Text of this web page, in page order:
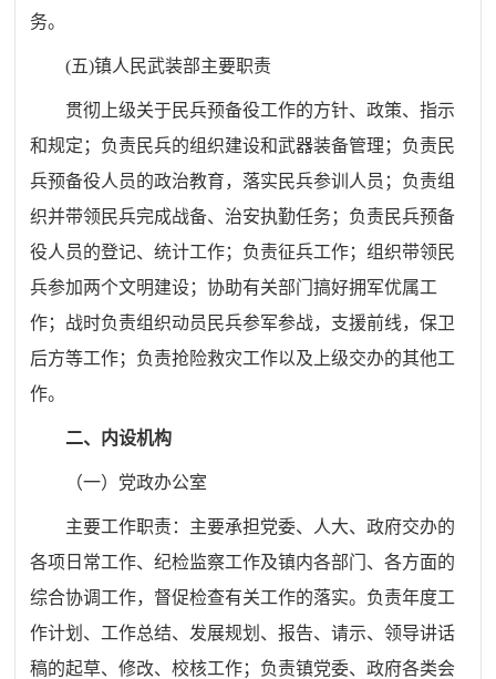
务。
(五)镇人民武装部主要职责
贯彻上级关于民兵预备役工作的方针、政策、指示
和规定；负责民兵的组织建设和武器装备管理；负责民
兵预备役人员的政治教育，落实民兵参训人员；负责组
织并带领民兵完成战备、治安执勤任务；负责民兵预备
役人员的登记、统计工作；负责征兵工作；组织带领民
兵参加两个文明建设；协助有关部门搞好拥军优属工
作；战时负责组织动员民兵参军参战，支援前线，保卫
后方等工作；负责抢险救灾工作以及上级交办的其他工
作。
二、内设机构
（一）党政办公室
主要工作职责：主要承担党委、人大、政府交办的
各项日常工作、纪检监察工作及镇内各部门、各方面的
综合协调工作，督促检查有关工作的落实。负责年度工
作计划、工作总结、发展规划、报告、请示、领导讲话
稿的起草、修改、校核工作；负责镇党委、政府各类会